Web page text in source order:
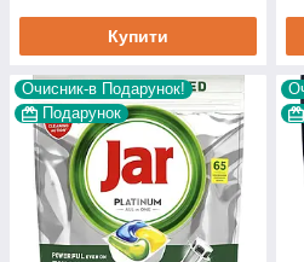
Купити
Очисник-в Подарунок!
Подарунок